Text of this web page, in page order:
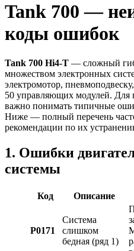
Tank 700 —
коды ошибок
Tank 700 Hi4-T — сложный
множеством электронных
электромотор,
50 управляющих модулей. Для
важно понимать типичные
Ниже — полный перечень
рекомендации по их
1. Ошибки
системы
Код Описание
P0171
Система
слишком
бедная (ряд 1)